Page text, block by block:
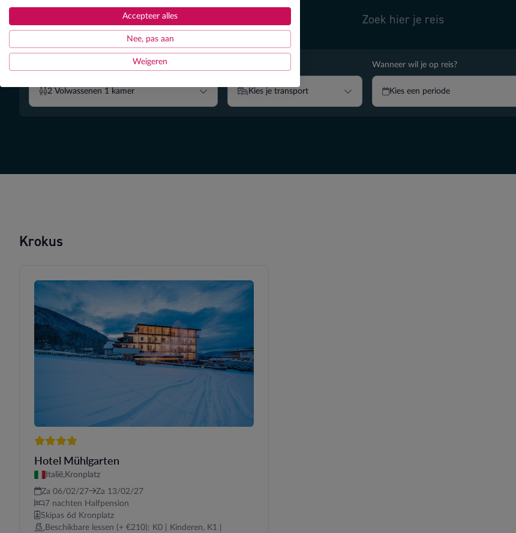
Accepteer alles
Nee, pas aan
Weigeren
Zoek hier je reis
Filter
Wie gaat mee? (kamersamenstelling)
2 Volwassenen 1 kamer Kies je transport
Wanneer wil je op reis?
Kies een periode
Krokus
4 sterren
Hotel Mühlgarten
Italië,Kronplatz
Za 06/02/27
Za 13/02/27
7 nachten Halfpension
Skipas 6d Kronplatz
Beschikbare lessen (+ €210): K0 | Kinderen, K1 |